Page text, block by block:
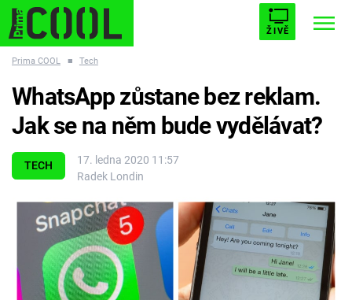
ŽIVĚ
ESCAPE PLNEJ KOTEL AVENGERS 5
Témata
Filmy
Seriály
Prima COOL ■ Tech
TECH
17. ledna 2020 11:57
Radek Londin
WhatsApp zůstane bez reklam.
Jak se na něm bude vydělávat?